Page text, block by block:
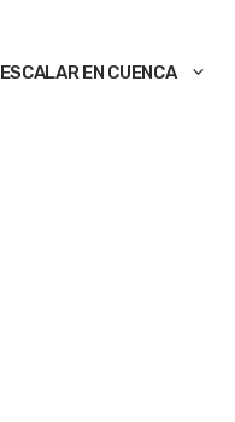
ESCALAR EN CUENCA